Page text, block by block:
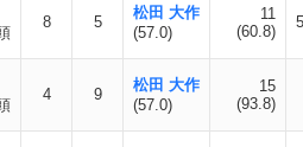
8 5
松田 大作
(57.0)
11
(60.8)
4 9
松田 大作
(57.0)
15
(93.8)